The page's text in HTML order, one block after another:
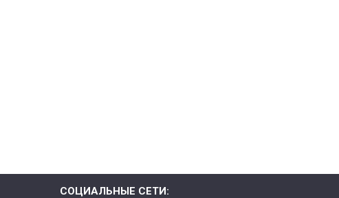
СОЦИАЛЬНЫЕ СЕТИ: